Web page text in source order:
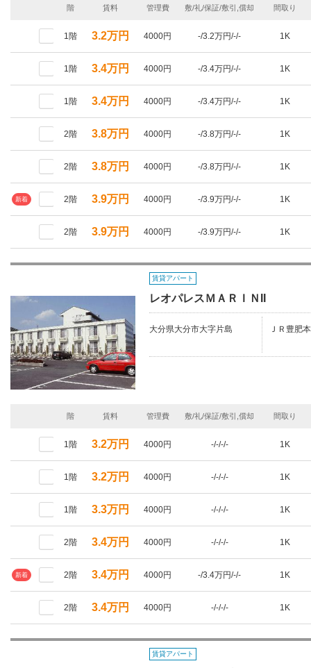
階 賃料 管理費 敷/礼/保証/敷引,償却 間取り
1階 3.2万円 4000円 -/3.2万円/-/- 1K
1階 3.4万円 4000円 -/3.4万円/-/- 1K
1階 3.4万円 4000円 -/3.4万円/-/- 1K
2階 3.8万円 4000円 -/3.8万円/-/- 1K
2階 3.8万円 4000円 -/3.8万円/-/- 1K
新着 2階 3.9万円 4000円 -/3.9万円/-/- 1K
2階 3.9万円 4000円 -/3.9万円/-/- 1K
賃貸アパート
レオパレスＭＡＲＩＮII
大分県大分市大字片島 ＪＲ豊肥
階 賃料 管理費 敷/礼/保証/敷引,償却 間取り
1階 3.2万円 4000円 -/-/-/- 1K
1階 3.2万円 4000円 -/-/-/- 1K
1階 3.3万円 4000円 -/-/-/- 1K
2階 3.4万円 4000円 -/-/-/- 1K
新着 2階 3.4万円 4000円 -/3.4万円/-/- 1K
2階 3.4万円 4000円 -/-/-/- 1K
賃貸アパート